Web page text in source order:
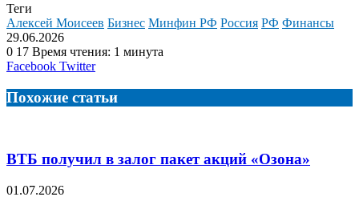
Теги
Алексей Моисеев Бизнес Минфин РФ Россия РФ Финансы
29.06.2026
0 17 Время чтения: 1 минута
Facebook TwitterLinkedIn
Tumblr
Reddit
Вконтакте
Одноклассники
Skype
Messenger
Messenger
WhatsApp
Telegram
Viber
Line
Поделиться
электронную
почту
Похожие статьи
ВТБ получил в залог пакет акций «Озона»
01.07.2026